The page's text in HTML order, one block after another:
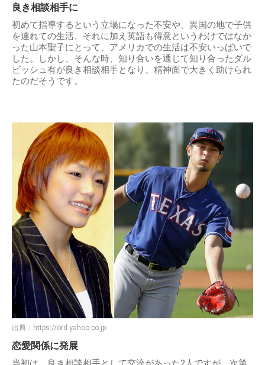
良き相談相手に
初めて指導するという立場になった不安や、異国の地で子供
を連れての生活、それに加え英語も得意というわけではなか
った山本聖子にとって、アメリカでの生活は不安いっぱいで
した。しかし、そんな時、知り合いを通じて知り合ったダル
ビッシュ有が良き相談相手となり、精神面で大きく助けられ
たのだそうです。
出典： https://ord.yahoo.co.jp
恋愛関係に発展